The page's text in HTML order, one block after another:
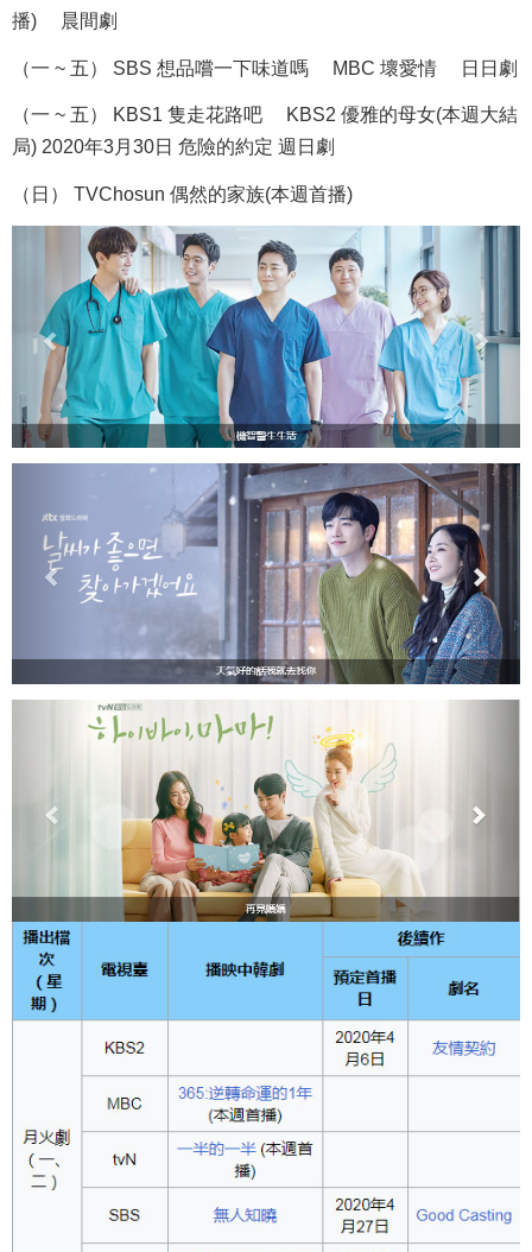
播) 晨間劇
（一 ~ 五） SBS 想品嚐一下味道嗎 MBC 壞愛情 日日劇
（一 ~ 五） KBS1 隻走花路吧 KBS2 優雅的母女(本週大結
局) 2020年3月30日 危險的約定 週日劇
（日） TVChosun 偶然的家族(本週首播)